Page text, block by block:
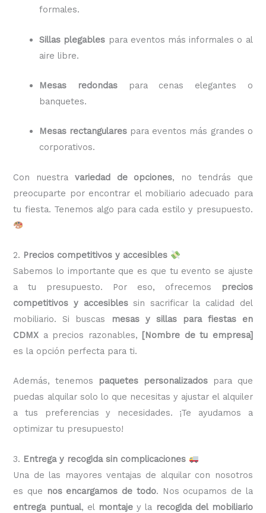
formales.
Sillas plegables para eventos más informales o al
aire libre.
Mesas redondaspara cenas elegantes o
banquetes.
Mesas rectangulares para eventos más grandes o
corporativos.
Con nuestra variedad de opciones, no tendrás que
preocuparte por encontrar el mobiliario adecuado para
tu fiesta. Tenemos algo para cada estilo y presupuesto.
2. Precios competitivos y accesibles
Sabemos lo importante que es que tu evento se ajuste
a tu presupuesto. Por eso, ofrecemos
precios
competitivos y accesiblessin sacrificar la calidad del
mobiliario. Si buscas
mesas y sillas para fiestas en
CDMX a precios razonables, [Nombre de tu empresa]
es la opción perfecta para ti.
Además, tenemos paquetes personalizadospara que
puedas alquilar solo lo que necesitas y ajustar el alquiler
a tus preferencias y necesidades. ¡Te ayudamos a
optimizar tu presupuesto!
3. Entrega y recogida sin complicaciones
Una de las mayores ventajas de alquilar con nosotros
es que nos encargamos de todo. Nos ocupamos de la
entrega puntual, el montajey la recogida del mobiliario